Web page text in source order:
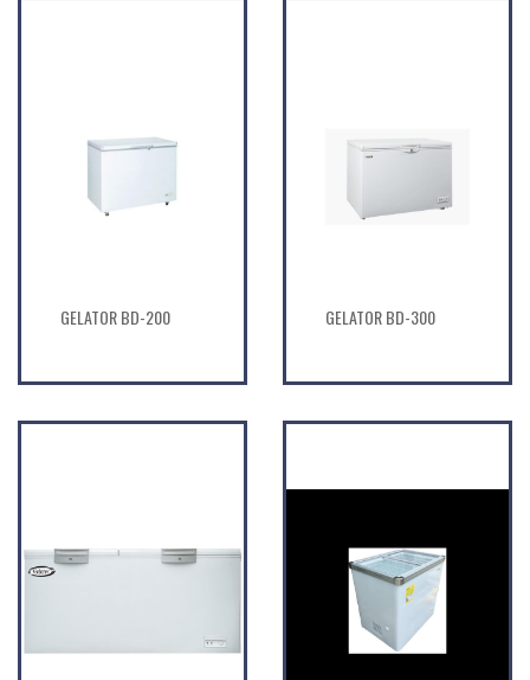
GELATOR BD-200 GELATOR BD-300